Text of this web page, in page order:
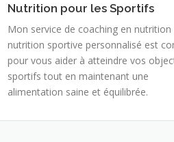
Nutrition pour les Sportifs
Mon service de coaching en nutrition
nutrition sportive personnalisé est
pour vous aider à atteindre vos
sportifs tout en maintenant une
alimentation saine et équilibrée.